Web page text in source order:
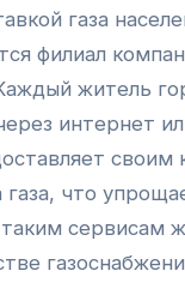
газа
филиал
житель
интернет
своим
газа, что
сервисам